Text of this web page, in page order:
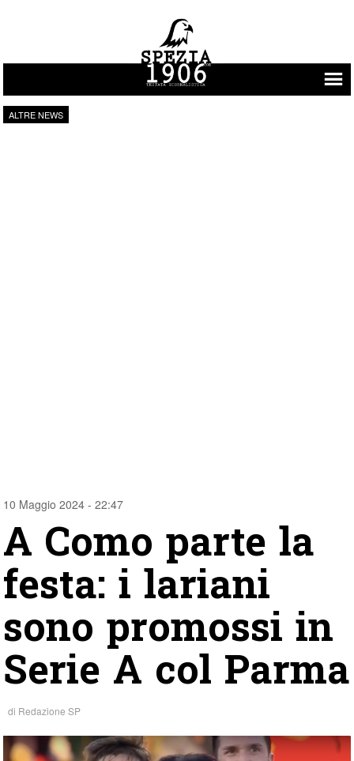
Vai al contenuto
ALTRE NEWS
10 Maggio 2024 - 22:47
A Como parte la
festa: i lariani
sono promossi in
Serie A col Parma
di Redazione SP